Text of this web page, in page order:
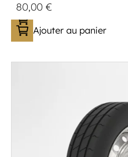
80,00€
Ajouter au panier